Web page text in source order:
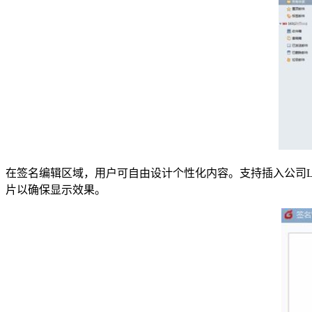
在签名编辑区域，用户可自由设计个性化内容。支持插入公
片以确保显示效果。